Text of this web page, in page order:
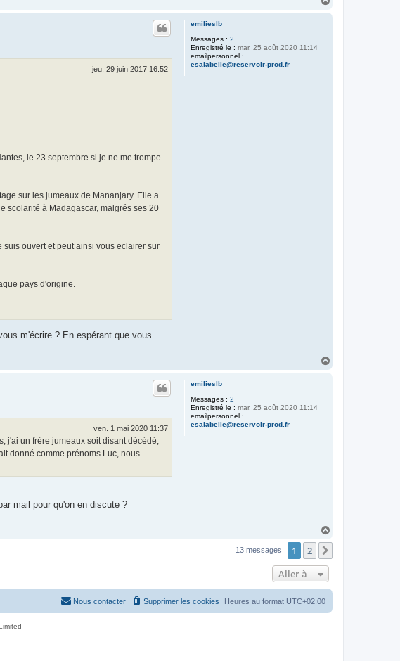
emilieslb
Messages : 2
Enregistré le : mar. 25 août 2020 11:14
emailpersonnel :
esalabelle@reservoir-prod.fr
jeu. 29 juin 2017 16:52
le 23 septembre si je ne me trompe
sur les jumeaux de Mananjary. Elle a
scolarité à Madagascar, malgrés ses 20
ouvert et peut ainsi vous eclairer sur
pays d'origine.
m'écrire ? En espérant que vous
emilieslb
Messages : 2
Enregistré le : mar. 25 août 2020 11:14
emailpersonnel :
esalabelle@reservoir-prod.fr
ven. 1 mai 2020 11:37
j'ai un frère jumeaux soit disant décédé,
donné comme prénoms Luc, nous
mail pour qu'on en discute ?
t
13 messages 1 2
Aller à
Heures au format UTC+02:00
Supprimer les cookies
Nous contacter